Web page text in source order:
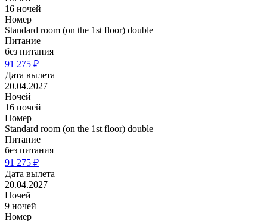
16 ночей
Номер
Standard room (on the 1st floor) double
Питание
без питания
91 275 ₽
Дата вылета
20.04.2027
Ночей
16 ночей
Номер
Standard room (on the 1st floor) double
Питание
без питания
91 275 ₽
Дата вылета
20.04.2027
Ночей
9 ночей
Номер